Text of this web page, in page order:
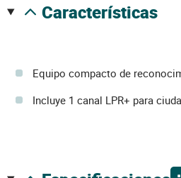
características
Equipo compacto de
Incluye 1 canal LPR+ para